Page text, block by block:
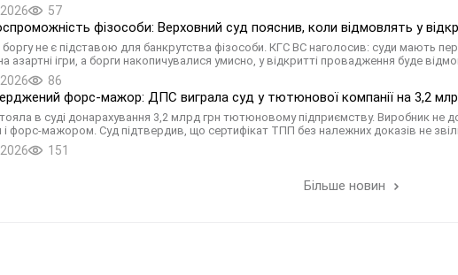
57
фізособи: Верховний суд пояснив, коли відмовлять у
не є підставою для банкрутства фізособи. КГС ВС наголосив: суди мають
азартні ігри, а борги накопичувалися умисно, у відкритті провадження буде
86
форс-мажор: ДПС виграла суд у тютюнової компанії на 3,2
в суді донарахування 3,2 млрд грн тютюновому підприємству. Виробник не
і форс-мажором. Суд підтвердив, що сертифікат ТПП без належних доказів не
151
Більше новин